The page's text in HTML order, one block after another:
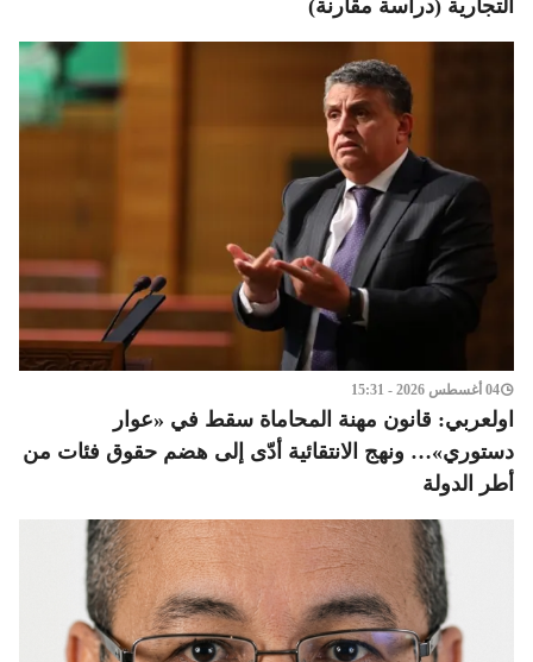
التجارية (دراسة مقارنة)
04 أغسطس 2026 - 15:31
اولعربي: قانون مهنة المحاماة سقط في «عوار
دستوري»… ونهج الانتقائية أدّى إلى هضم حقوق فئات من
أطر الدولة